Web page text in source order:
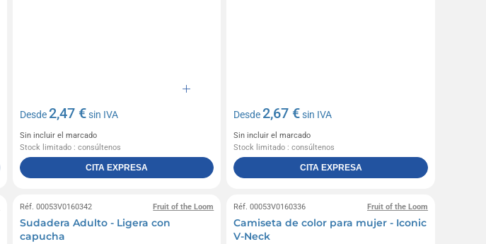
Desde2,47 €sin IVA
Sin incluir el marcado
Stock limitado : consúltenos
CITA EXPRESA
Desde2,67 €sin IVA
Sin incluir el marcado
Stock limitado : consúltenos
CITA EXPRESA
Fruit of the Loom
Réf. 00053V0160342
Sudadera Adulto - Ligera con
capucha
Fruit of the Loom
Réf. 00053V0160336
Camiseta de color para mujer - Iconic
V-Neck